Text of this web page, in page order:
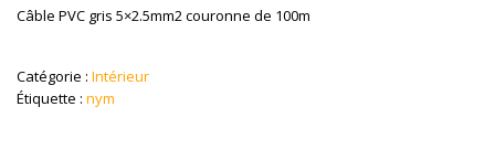
Câble PVC gris 5×2.5mm2 couronne de 100m
Catégorie : Intérieur
Étiquette : nym